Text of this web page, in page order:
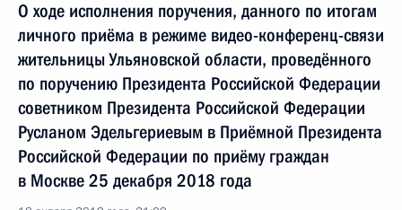
О ходе исполнения поручения, данного по итогам
личного приёма в режиме видео-конференц-связи
жительницы Ульяновской области, проведённого
по поручению Президента Российской Федерации
советником Президента Российской Федерации
Русланом Эдельгериевым в Приёмной Президента
Российской Федерации по приёму граждан
в Москве 25 декабря 2018 года